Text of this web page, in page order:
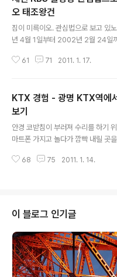
오 태조왕건
짐이 미륵이오. 관심법으로 보고 있
년 4월 1일부터 2002년 2월 24일
연을 펼쳤던 드라마입니다. 태조왕건
입니다. 전체 평균 시청률은 39%를
로 두 집당 한집은 "태조왕건"을 봤다
니었죠. 태조왕건이라는 드라마는
도로 선풍적인 인기를 끌었죠. 궁예
관심법으로 철퇴로 정적들을 제거하
는 정말 저런 연기를 어떻게 할까 하
61 71 2011. 1. 17.
KTX 경험 - 광명 KTX역에
보기
안경 코받침이 부러져 수리를 하기
마트폰 가지고 놀다가 깜빡 내릴 곳
좋을 때 자전거로도 왔다갔다 하고,
들어와야 하고 여유 공간까지 있어야
끝에서 끝까지 400m가 넘는 거리죠
건물에 천장은 자연 체광을 할 수 있
제로 KTX 열차역을 안보신 분이라
할 만한 크기입니다. 그래서 KTX를
은 열차 플렛폼 ..
68 75 2011. 1. 14.
이 블로그 인기글